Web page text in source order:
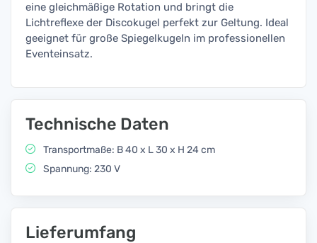
eine gleichmäßige Rotation und bringt die
Lichtreflexe der Discokugel perfekt zur Geltung. Ideal
geeignet für große Spiegelkugeln im professionellen
Eventeinsatz.
Technische Daten
Transportmaße: B 40 x L 30 x H 24 cm
Spannung: 230 V
Lieferumfang